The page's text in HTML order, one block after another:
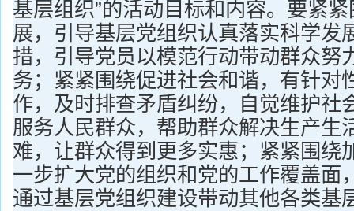
基层组织”的活动目标和内容。要紧
展，引导基层党组织认真落实科学发
措，引导党员以模范行动带动群众努
务；紧紧围绕促进社会和谐，有针对
作，及时排查矛盾纠纷，自觉维护社
服务人民群众，帮助群众解决生产生
难，让群众得到更多实惠；紧紧围绕
一步扩大党的组织和党的工作覆盖面
通过基层党组织建设带动其他各类基